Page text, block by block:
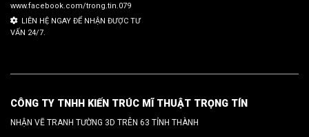
www.facebook.com/trong.tin.079
LIÊN HỆ NGAY ĐỂ NHẬN ĐƯỢC TƯ
VẤN 24/7.
CÔNG TY TNHH KIẾN TRÚC MĨ THUẬT TRỌNG TÍN
NHẬN VẼ TRANH TƯỜNG 3D TRÊN 63 TỈNH THÀNH